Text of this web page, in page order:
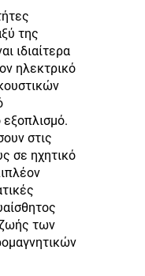
45,
220v
της
ιδιαίτερα
ηλεκτρικό
εξοπλισμό.
στις
σε ηχητικό
ζωής των